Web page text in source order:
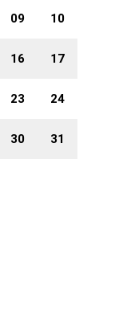
09 10
16 17
23 24
30 31